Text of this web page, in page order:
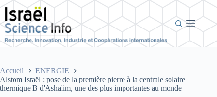
Passer
contenu
Accueil
ENERGIE
Alstom Israël : pose de la première pierre à la centrale solaire
thermique B d'Ashalim, une des plus importantes au monde